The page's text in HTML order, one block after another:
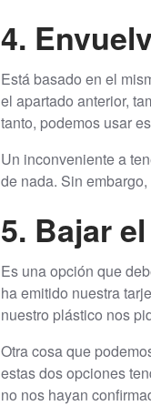
4.
Está basado en el
el apartado anterior,
tanto, podemos usar
Un inconveniente a
de nada. Sin
5. Bajar
Es una opción que
ha emitido nuestra
nuestro plástico nos
Otra cosa que
estas dos opciones
no nos hayan